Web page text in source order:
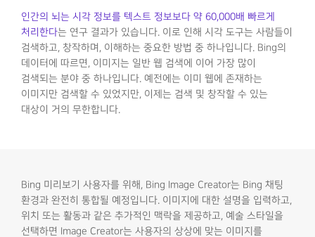
인간의 뇌는 시각 정보를 텍스트 정보보다 약 60,000배 빠르게
처리한다는 연구 결과가 있습니다. 이로 인해 시각 도구는 사람들이
검색하고, 창작하며, 이해하는 중요한 방법 중 하나입니다. Bing의
데이터에 따르면, 이미지는 일반 웹 검색에 이어 가장 많이
검색되는 분야 중 하나입니다. 예전에는 이미 웹에 존재하는
이미지만 검색할 수 있었지만, 이제는 검색 및 창작할 수 있는
대상이 거의 무한합니다.
Bing 미리보기 사용자를 위해, Bing Image Creator는 Bing 채팅
환경과 완전히 통합될 예정입니다. 이미지에 대한 설명을 입력하고,
위치 또는 활동과 같은 추가적인 맥락을 제공하고, 예술 스타일을
선택하면 Image Creator는 사용자의 상상에 맞는 이미지를